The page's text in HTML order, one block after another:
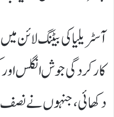
آسٹریلیا کی بیٹنگ
کارکردگی جوش انگلس
دکھائی، جنہوں نے نصف